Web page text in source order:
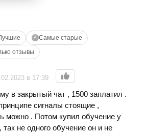
Самые старые
отзывы
в 17:39
в закрытый чат , 1500 заплатил .
сигналы стоящие ,
можно . Потом купил обучение у
так не одного обучение он и не